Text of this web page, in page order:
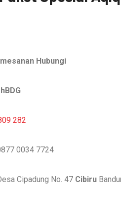
Hubungi
282
0034 7724
Cipadung No. 47 Cibiru